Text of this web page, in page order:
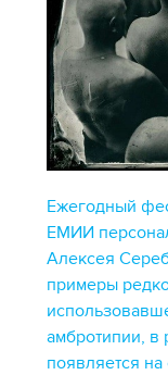
Ежегодный
ЕМИИ
Алексея
примеры
амбротипии, в
появляется